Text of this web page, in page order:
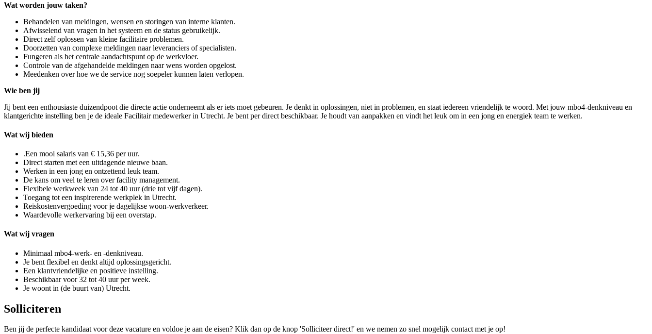
Wat worden jouw taken?
Behandelen van meldingen, wensen en storingen van interne klanten.
Afwisselend van vragen in het systeem en de status gebruikelijk.
Direct zelf oplossen van kleine facilitaire problemen.
Doorzetten van complexe meldingen naar leveranciers of specialisten.
Fungeren als het centrale aandachtspunt op de werkvloer.
Controle van de afgehandelde meldingen naar wens worden opgelost.
Meedenken over hoe we de service nog soepeler kunnen laten verlopen.
Wie ben jij
Jij bent een enthousiaste duizendpoot die directe actie onderneemt als er iets moet gebeuren. Je denkt in oplossingen, niet in problemen, en staat iedereen vriendelijk te woord. Met jouw mbo4-denkniveau en
klantgerichte instelling ben je de ideale Facilitair medewerker in Utrecht. Je bent per direct beschikbaar. Je houdt van aanpakken en vindt het leuk om in een jong en energiek team te werken.
Wat wij bieden
.Een mooi salaris van € 15,36 per uur.
Direct starten met een uitdagende nieuwe baan.
Werken in een jong en ontzettend leuk team.
De kans om veel te leren over facility management.
Flexibele werkweek van 24 tot 40 uur (drie tot vijf dagen).
Toegang tot een inspirerende werkplek in Utrecht.
Reiskostenvergoeding voor je dagelijkse woon-werkverkeer.
Waardevolle werkervaring bij een overstap.
Wat wij vragen
Minimaal mbo4-werk- en -denkniveau.
Je bent flexibel en denkt altijd oplossingsgericht.
Een klantvriendelijke en positieve instelling.
Beschikbaar voor 32 tot 40 uur per week.
Je woont in (de buurt van) Utrecht.
Solliciteren
Ben jij de perfecte kandidaat voor deze vacature en voldoe je aan de eisen? Klik dan op de knop 'Solliciteer direct!' en we nemen zo snel mogelijk contact met je op!